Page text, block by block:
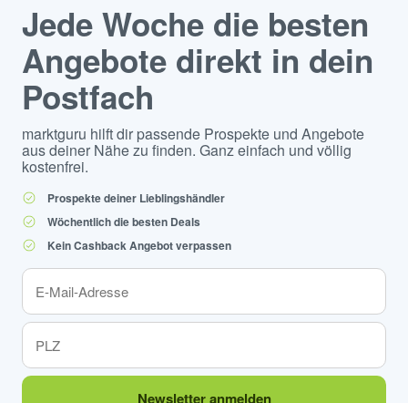
Jede Woche die besten
Angebote direkt in dein
Postfach
marktguru hilft dir passende Prospekte und Angebote
aus deiner Nähe zu finden. Ganz einfach und völlig
kostenfrei.
Prospekte deiner Lieblingshändler
Wöchentlich die besten Deals
Kein Cashback Angebot verpassen
Newsletter anmelden